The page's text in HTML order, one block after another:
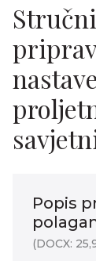
Popis
(DOCX: